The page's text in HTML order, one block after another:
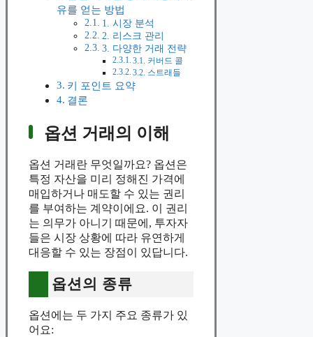
유를 얻는 방법
1. 시장 분석
2. 리스크 관리
3. 다양한 거래 전략
3.1. 커버드 콜
3.2. 스트래들
키 포인트 요약
결론
옵션 거래의 이해
옵션 거래란 무엇일까요? 옵션은
특정 자산을 미리 정해진 가격에
매입하거나 매도할 수 있는 권리
를 부여하는 계약이에요. 이 권리
는 의무가 아니기 때문에, 투자자
들은 시장 상황에 따라 유연하게
대응할 수 있는 장점이 있답니다.
옵션의 종류
옵션에는 두 가지 주요 종류가 있
어요: